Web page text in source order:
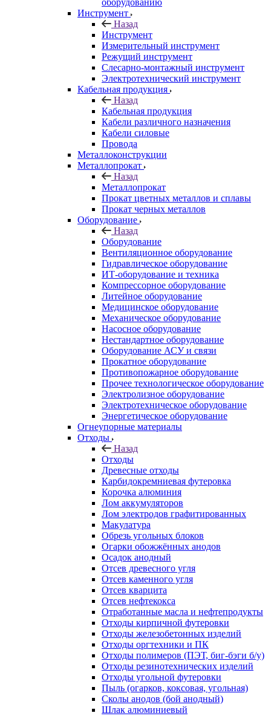
оборудованию
Инструмент
Назад
Инструмент
Измерительный инструмент
Режущий инструмент
Слесарно-монтажный инструмент
Электротехнический инструмент
Кабельная продукция
Назад
Кабельная продукция
Кабели различного назначения
Кабели силовые
Провода
Металлоконструкции
Металлопрокат
Назад
Металлопрокат
Прокат цветных металлов и сплавы
Прокат черных металлов
Оборудование
Назад
Оборудование
Вентиляционное оборудование
Гидравлическое оборудование
ИТ-оборудование и техника
Компрессорное оборудование
Литейное оборудование
Медицинское оборудование
Механическое оборудование
Насосное оборудование
Нестандартное оборудование
Оборудование АСУ и связи
Прокатное оборудование
Противопожарное оборудование
Прочее технологическое оборудование
Электролизное оборудование
Электротехническое оборудование
Энергетическое оборудование
Огнеупорные материалы
Отходы
Назад
Отходы
Древесные отходы
Карбидокремниевая футеровка
Корочка алюминия
Лом аккумуляторов
Лом электродов графитированных
Макулатура
Обрезь угольных блоков
Огарки обожжённых анодов
Осадок анодный
Отсев древесного угля
Отсев каменного угля
Отсев кварцита
Отсев нефтекокса
Отработанные масла и нефтепродукты
Отходы кирпичной футеровки
Отходы железобетонных изделий
Отходы оргтехники и ПК
Отходы полимеров (ПЭТ, биг-бэги б/у)
Отходы резинотехнических изделий
Отходы угольной футеровки
Пыль (огарков, коксовая, угольная)
Сколы анодов (бой анодный)
Шлак алюминиевый